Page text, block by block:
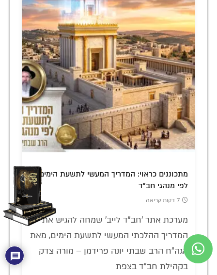
מתכוננים כראוי: המדריך המעשי לתשעת הימים
לפי מנהגי חב"ד
7 דקות קריאה
מערכת אתר 'חב"ד לייב' שמחה להגיש את
המדריך ההלכתי המעשי לתשעת הימים, מאת
הגה"ח הרב שבתי יונה פרידמן – מורה צדק
בקהילת חב"ד בצפת